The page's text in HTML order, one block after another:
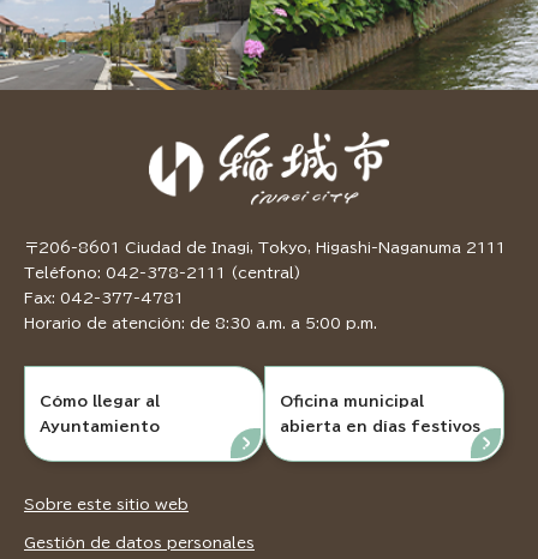
〒206-8601 Ciudad de Inagi, Tokyo, Higashi-Naganuma 2111
Teléfono: 042-378-2111 (central)
Fax: 042-377-4781
Horario de atención: de 8:30 a.m. a 5:00 p.m.
Cómo llegar al
Ayuntamiento
Oficina municipal
abierta en días festivos
Sobre este sitio web
Gestión de datos personales